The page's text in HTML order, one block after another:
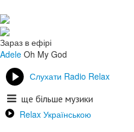
Зараз в ефірі
Adele Oh My God
Слухати Radio Relax
ще більше музики
Relax Українською